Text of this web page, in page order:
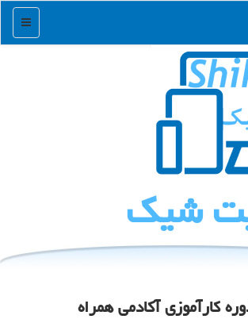
منو
شیك
كارآموزی آكادمی همراه